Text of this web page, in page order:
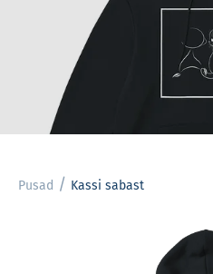
Pusad / Kassi sabast